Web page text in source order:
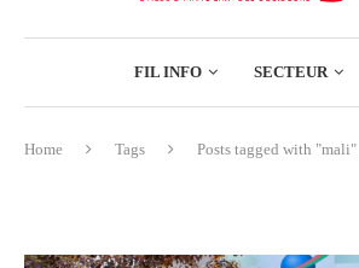
FIL INFO SECTEUR
BOURSE
Home Tags Posts tagged with "mali"